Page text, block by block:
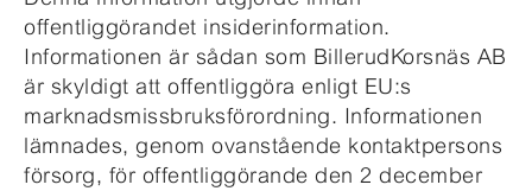
offentliggörandet insiderinformation.
Informationen är sådan som BillerudKorsnäs AB
är skyldigt att offentliggöra enligt EU:s
marknadsmissbruksförordning. Informationen
lämnades, genom ovanstående kontaktpersons
försorg, för offentliggörande den 2 december